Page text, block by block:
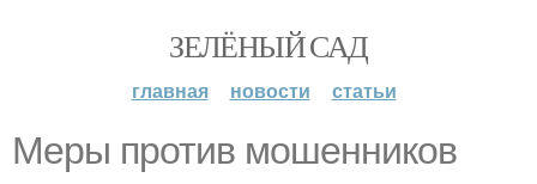
ЗЕЛЁНЫЙ САД
главная новости статьи
Меры против мошенников